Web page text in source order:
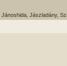
Jánoshida, Jászladány,